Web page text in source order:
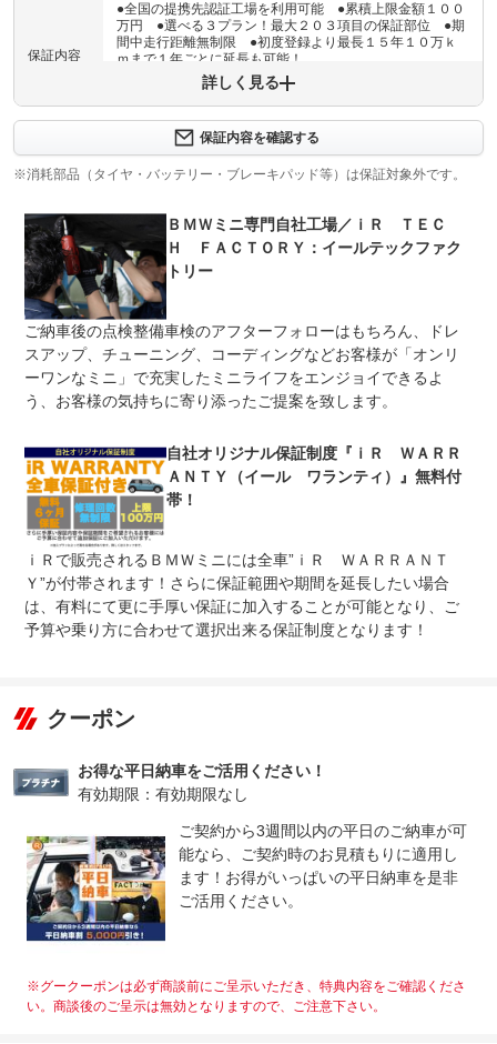
保証内容
●全国の提携先認証工場を利用可能 ●累積上限金額１００
万円 ●選べる３プラン！最大２０３項目の保証部位 ●期
間中走行距離無制限 ●初度登録より最長１５年１０万ｋ
ｍまで１年ごとに延長も可能！
●ご予算に合わせて選べる充実の３プラン！ ●保証範囲は
最高２０３部位をカバー！ ●加入は初度登録より最長１
修理回数
上限金額
●保証修理上限金額１００万円 ●回数無制限 ●保証期間
の延長が可能！
免責金
無し
●まさかの故障も修理費０円！ ●免責期間・免責金額な
し！
保証修理
●ロードサービスは２４時間３６５日対応！ ●専門スタッ
フ対応 ●全国対応可能 ●レッカー牽引５０ｋｍ以内無
法定整備
整備付 法定12ヶ月または法定24ヶ月点検整備付
※車検なし・車検整備付の場合は法定24ヶ月点検整備付
※商用車は6ヶ月または12ヶ月点検整備付
法定整備
について
提携のＭＩＮＩ正規ディーラーにて１２ヶ月点検を実施。
不具合箇所の修理や、最新のテストコンピューター診断に
よりエラーが発生している箇所の修復等を実施します。
詳しく見る
保証内容を確認する
※消耗部品（タイヤ・バッテリー・ブレーキパッド等）は保証対象外です。
ＢＭＷミニ専門自社工場／ｉＲ ＴＥＣ
Ｈ ＦＡＣＴＯＲＹ：イールテックファク
トリー
ご納車後の点検整備車検のアフターフォローはもちろん、ドレ
スアップ、チューニング、コーディングなどお客様が「オンリ
ーワンなミニ」で充実したミニライフをエンジョイできるよ
う、お客様の気持ちに寄り添ったご提案を致します。
自社オリジナル保証制度『ｉＲ ＷＡＲＲ
ＡＮＴＹ（イール ワランティ）』無料付
帯！
ｉＲで販売されるＢＭＷミニには全車”ｉＲ ＷＡＲＲＡＮＴ
Ｙ”が付帯されます！さらに保証範囲や期間を延長したい場合
は、有料にて更に手厚い保証に加入することが可能となり、ご
予算や乗り方に合わせて選択出来る保証制度となります！
クーポン
お得な平日納車をご活用ください！
有効期限：有効期限なし
ご契約から3週間以内の平日のご納車が可
能なら、ご契約時のお見積もりに適用し
ます！お得がいっぱいの平日納車を是非
ご活用ください。
※グークーポンは必ず商談前にご呈示いただき、特典内容をご確認くださ
い。商談後のご呈示は無効となりますので、ご注意下さい。